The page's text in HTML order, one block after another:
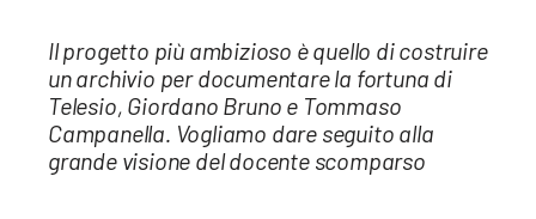
Editoriali
VIDEO
Il progetto più ambizioso è quello di costruire
un archivio per documentare la fortuna di
Telesio, Giordano Bruno e Tommaso
Campanella. Vogliamo dare seguito alla
grande visione del docente scomparso